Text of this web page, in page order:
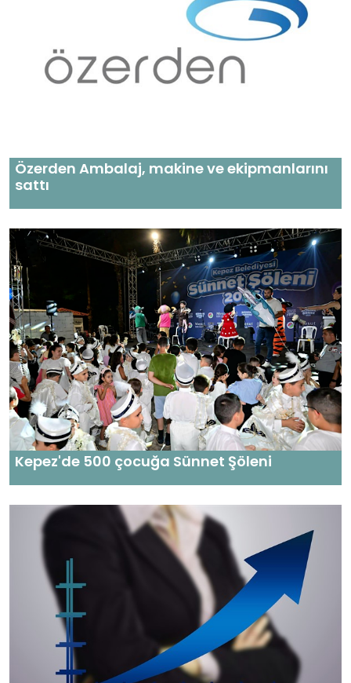
Özerden Ambalaj, makine ve ekipmanlarını
sattı
Kepez'de 500 çocuğa Sünnet Şöleni